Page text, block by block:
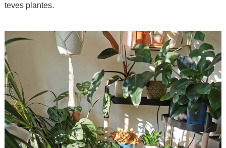
teves plantes.